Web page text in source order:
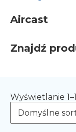
Aircast
Znajdź
Wyświetlanie